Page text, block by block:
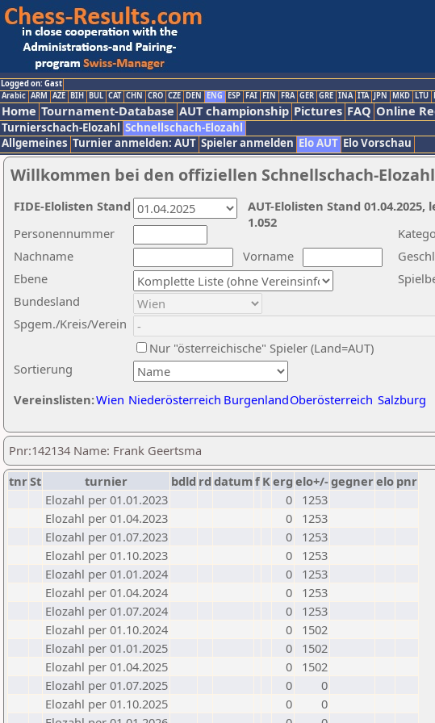
Logged on: Gast
Arabic ARM AZE BIH BUL CAT CHN CRO CZE DEN ENG ESP FAI FIN FRA GER GRE INA ITA JPN MKD LTU
Home Tournament-Database AUT championship Pictures FAQ Online
Turnierschach-Elozahl Schnellschach-Elozahl
Allgemeines Turnier anmelden: AUT Spieler anmelden Elo AUT Elo Vorschau
Willkommen bei den offiziellen Schnellschach-
Nachname
Vorname
Ebene
Sortierung
Personennummer
Bundesland
Spgem./Kreis/Verein
Nur "österreichische" Spieler (Land=AUT)
Vereinslisten:Wien Niederösterreich BurgenlandOberösterreich Salzburg
AUT-Elolisten Stand
1.052
FIDE-Elolisten Stand
Pnr:142134 Name: Frank Geertsma
tnrSt turnier bdld rd datumf Kerg elo+/-gegnerelo pnr
Elozahl per 01.01.2023
0
1253
Elozahl per 01.04.2023
0
1253
Elozahl per 01.07.2023
0
1253
Elozahl per 01.10.2023
0
1253
Elozahl per 01.01.2024
0
1253
Elozahl per 01.04.2024
0
1253
Elozahl per 01.07.2024
0
1253
Elozahl per 01.10.2024
0
1502
Elozahl per 01.01.2025
0
1502
Elozahl per 01.04.2025
0
1502
Elozahl per 01.07.2025
0
0
Elozahl per 01.10.2025
0
0